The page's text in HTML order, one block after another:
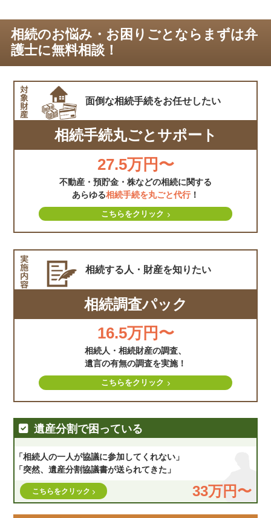
相続のお悩み・お困りごとならまずは弁
護士に無料相談！
面倒な相続手続をお任せしたい
相続手続丸ごとサポート
27.5万円〜
不動産・預貯金・株などの相続に関する
あらゆる相続手続を丸ごと代行！
こちらをクリック
相続する人・財産を知りたい
相続調査パック
16.5万円〜
相続人・相続財産の調査、
遺言の有無の調査を実施！
こちらをクリック
遺産分割で困っている
「相続人の一人が協議に参加してくれない」
「突然、遺産分割協議書が送られてきた」
33万円〜
こちらをクリック